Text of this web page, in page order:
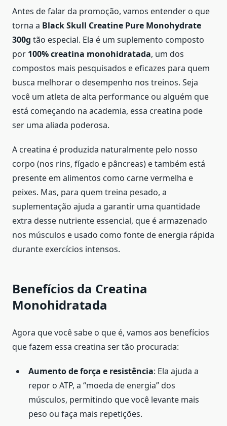
Antes de falar da promoção, vamos entender o que
torna a Black Skull Creatine Pure Monohydrate
300g tão especial. Ela é um suplemento composto
por 100% creatina monohidratada, um dos
compostos mais pesquisados e eficazes para quem
busca melhorar o desempenho nos treinos. Seja
você um atleta de alta performance ou alguém que
está começando na academia, essa creatina pode
ser uma aliada poderosa.
A creatina é produzida naturalmente pelo nosso
corpo (nos rins, fígado e pâncreas) e também está
presente em alimentos como carne vermelha e
peixes. Mas, para quem treina pesado, a
suplementação ajuda a garantir uma quantidade
extra desse nutriente essencial, que é armazenado
nos músculos e usado como fonte de energia rápida
durante exercícios intensos.
Benefícios da Creatina
Monohidratada
Agora que você sabe o que é, vamos aos benefícios
que fazem essa creatina ser tão procurada:
Aumento de força e resistência: Ela ajuda a
repor o ATP, a “moeda de energia” dos
músculos, permitindo que você levante mais
peso ou faça mais repetições.